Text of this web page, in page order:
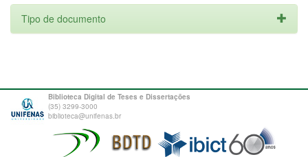
Tipo de documento
Biblioteca Digital de Teses e Dissertações
(35) 3299-3000
biblioteca@unifenas.br